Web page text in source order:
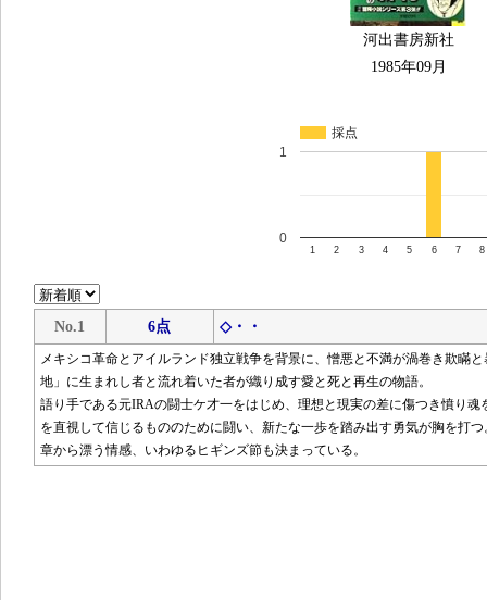
河出書房新社
1985年09月
採点
1 2 3 4 5 6 7 8
0
1
No.1 6点 ◇・・
メキシコ革命とアイルランド独立戦争を背景に、憎悪と不満が渦巻き欺瞞
地」に生まれし者と流れ着いた者が織り成す愛と死と再生の物語。
語り手である元IRAの闘士ケ才一をはじめ、理想と現実の差に傷つき憤り
を直視して信じるもののために闘い、新たな一歩を踏み出す勇気が胸を打
章から漂う情感、いわゆるヒギンズ節も決まっている。